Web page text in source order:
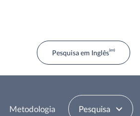
Pesquisa em Inglês
Metodologia Pesquisa